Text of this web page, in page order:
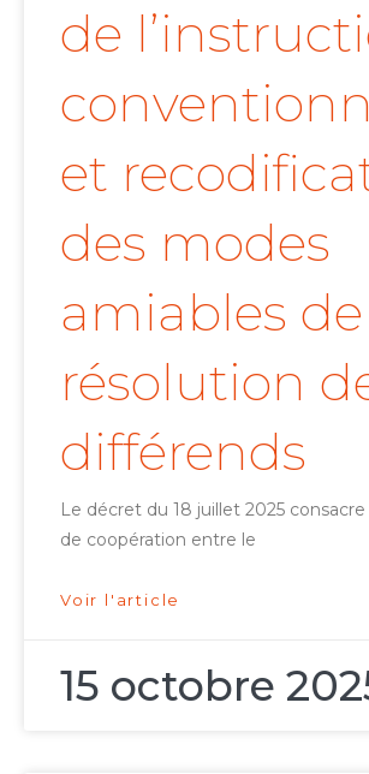
de
et
des modes
amiables de
résolution
différends
Le décret du 18 juillet 2025
de coopération entre le
Voir l'article
15 octobre